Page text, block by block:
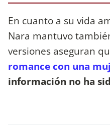
En cuanto a su vida
Nara mantuvo
versiones aseguran
romance con una
información no ha